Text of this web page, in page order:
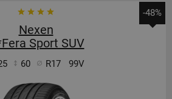
-48%
Nexen
Sport SUV
60 R17 99V